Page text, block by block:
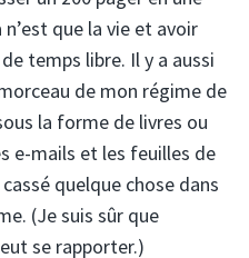
que la vie et avoir
temps libre. Il y a aussi
de mon régime de
la forme de livres ou
e-mails et les feuilles de
quelque chose dans
(Je suis sûr que
se rapporter.)